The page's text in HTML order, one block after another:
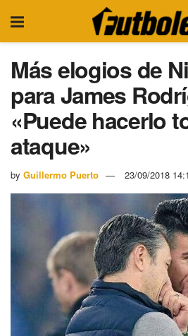
Más elogios de
para James
«Puede hacerlo
ataque»
by Guillermo Puerto 23/09/2018